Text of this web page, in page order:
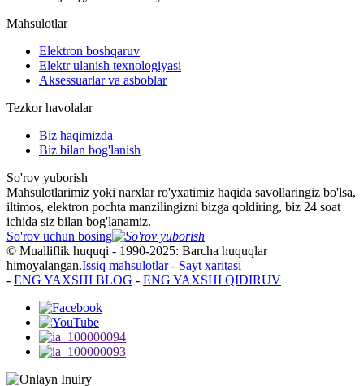
Mahsulotlar
Elektron boshqaruv
Elektr ulanish texnologiyasi
Aksessuarlar va asboblar
Tezkor havolalar
Biz haqimizda
Biz bilan bog'lanish
So'rov yuborish
Mahsulotlarimiz yoki narxlar ro'yxatimiz haqida savollaringiz bo'lsa,
iltimos, elektron pochta manzilingizni bizga qoldiring, biz 24 soat
ichida siz bilan bog'lanamiz.
So'rov uchun bosing
© Mualliflik huquqi - 1990-2025: Barcha huquqlar
himoyalangan.Issiq mahsulotlar- Sayt xaritasi
- ENG YAXSHI BLOG - ENG YAXSHI QIDIRUV